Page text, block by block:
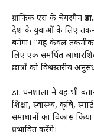
ग्राफिक एरा के चेयरमैन
देश के युवाओं के लिए
बनेगा। “यह केवल
लिए एक समर्पित
छात्रों को विश्वस्तरीय
डा. घनशाला ने यह भी
शिक्षा, स्वास्थ्य, कृषि,
समाधानों का विकास
प्रभावित करेंगे।